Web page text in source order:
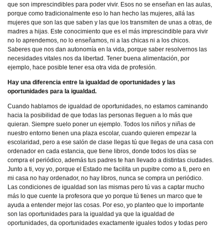
que son imprescindibles para poder vivir. Esos no se enseñan en las aulas,
porque como tradicionalmente eso lo han hecho las mujeres, allá las
mujeres que son las que saben y las que los transmiten de unas a otras, de
madres a hijas. Este conocimiento que es el más imprescindible para vivir
no lo aprendemos, no lo enseñamos, ni a las chicas ni a los chicos.
Saberes que nos dan autonomía en la vida, porque saber resolvernos las
necesidades vitales nos da libertad. Tener buena alimentación, por
ejemplo, hace posible tener esa otra vida de profesión.
Hay una diferencia entre la igualdad de oportunidades y las
oportunidades para la igualdad.
Cuando hablamos de igualdad de oportunidades, no estamos caminando
hacia la posibilidad de que todas las personas lleguen a lo más que
quieran. Siempre suelo poner un ejemplo. Todos los niños y niñas de
nuestro entorno tienen una plaza escolar, cuando quieren empezar la
escolaridad, pero a ese salón de clase llegas tú que llegas de una casa con
ordenador en cada estancia, que tiene libros, donde todos los días se
compra el periódico, además tus padres te han llevado a distintas ciudades.
Junto a ti, voy yo, porque el Estado me facilita un pupitre como a ti, pero en
mi casa no hay ordenador, no hay libros, nunca se compra un periódico.
Las condiciones de igualdad son las mismas pero tú vas a captar mucho
más lo que cuente la profesora que yo porque tú tienes un marco que te
ayuda a entender mejor las cosas. Por eso, yo planteo que lo importante
son las oportunidades para la igualdad ya que la igualdad de
oportunidades, da oportunidades exactamente iguales todos y todas pero